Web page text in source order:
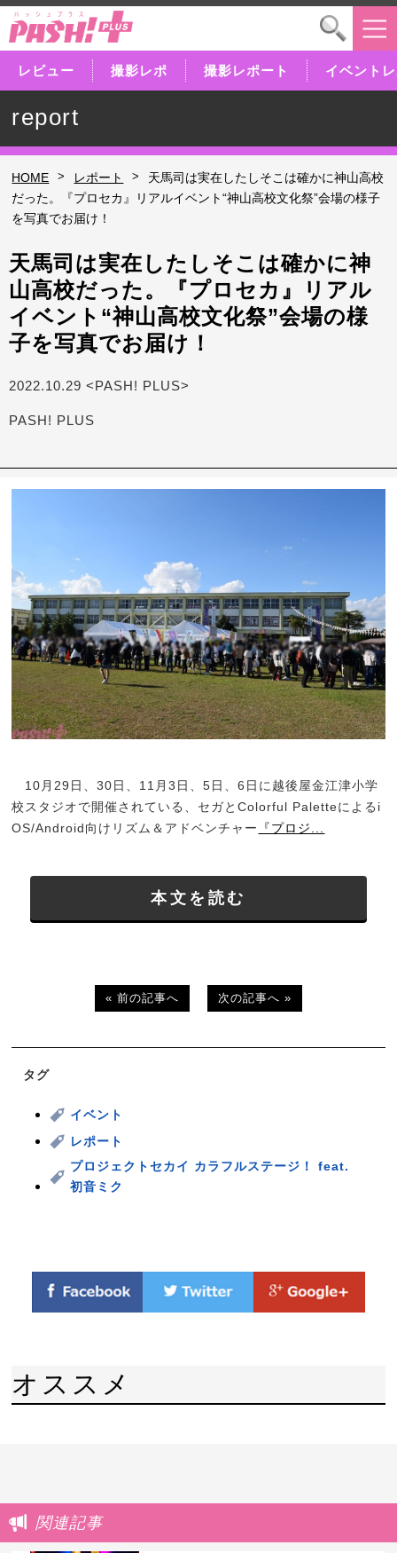
レビュー 撮影レポ 撮影レポート イベント
report
HOME > レポート >
天馬司は実在したしそこは確かに神山高校
だった。『プロセカ』リアルイベント“神山高校文化祭”会場の様子
を写真でお届け！
天馬司は実在したしそこは確かに神
山高校だった。『プロセカ』リアル
イベント“神山高校文化祭”会場の様
子を写真でお届け！
2022.10.29 <PASH! PLUS>
PASH! PLUS
10月29日、30日、11月3日、5日、6日に越後屋金江津小学
校スタジオで開催されている、セガとColorful Paletteによるi
OS/Android向けリズム＆アドベンチャー
『プロジ...
本文を読む
« 前の記事へ 次の記事へ »
タグ
イベント
レポート
プロジェクトセカイ カラフルステージ！ feat.
初音ミク
オススメ
関連記事